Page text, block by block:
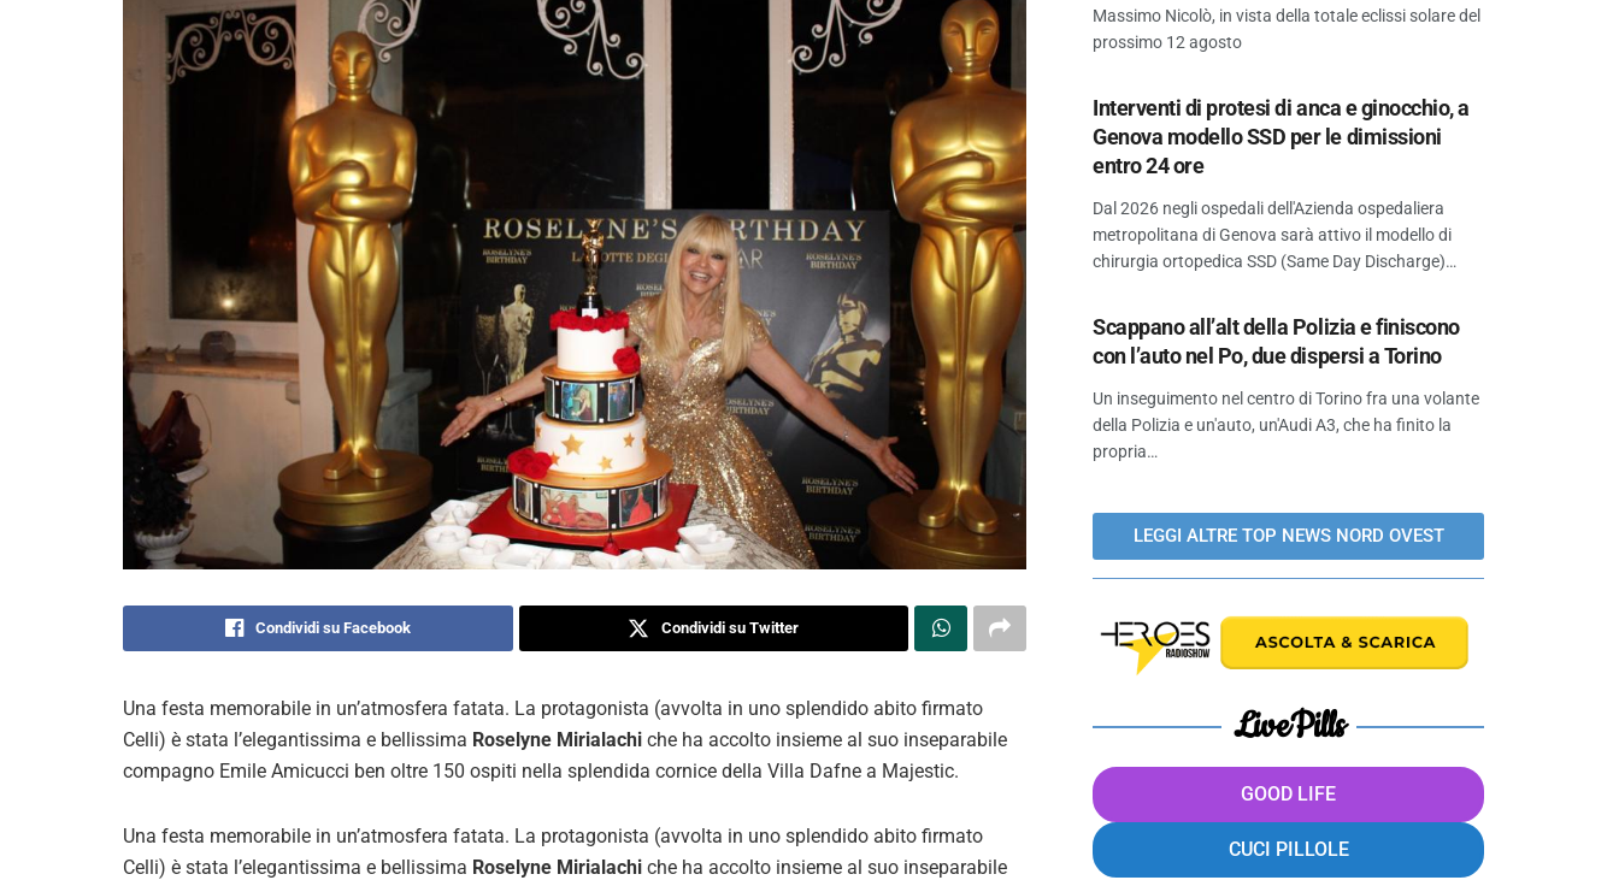
Condividi su Facebook Condividi su Twitter
Una festa memorabile in un’atmosfera fatata. La protagonista (avvolta in uno splendido abito firmato
Celli) è stata l’elegantissima e bellissima Roselyne Mirialachi che ha accolto insieme al suo inseparabile
compagno Emile Amicucci ben oltre 150 ospiti nella splendida cornice della Villa Dafne a Majestic.
Una festa memorabile in un’atmosfera fatata. La protagonista (avvolta in uno splendido abito firmato
Celli) è stata l’elegantissima e bellissima Roselyne Mirialachi che ha accolto insieme al suo inseparabile
Massimo Nicolò, in vista della totale eclissi solare del
prossimo 12 agosto
Interventi di protesi di anca e ginocchio, a
Genova modello SSD per le dimissioni
entro 24 ore
Dal 2026 negli ospedali dell'Azienda ospedaliera
metropolitana di Genova sarà attivo il modello di
chirurgia ortopedica SSD (Same Day Discharge)…
Scappano all’alt della Polizia e finiscono
con l’auto nel Po, due dispersi a Torino
Un inseguimento nel centro di Torino fra una volante
della Polizia e un'auto, un'Audi A3, che ha finito la
propria…
LEGGI ALTRE TOP NEWS NORD OVEST
LivePills
GOOD LIFE
CUCI PILLOLE